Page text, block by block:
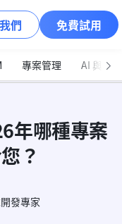
們 免費試用
專案管理 AI 與自
年哪種專案
？
發專家